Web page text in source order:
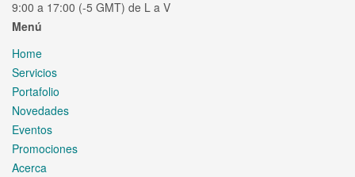
9:00 a 17:00 (-5 GMT) de L a V
Menú
Home
Servicios
Portafolio
Novedades
Eventos
Promociones
Acerca